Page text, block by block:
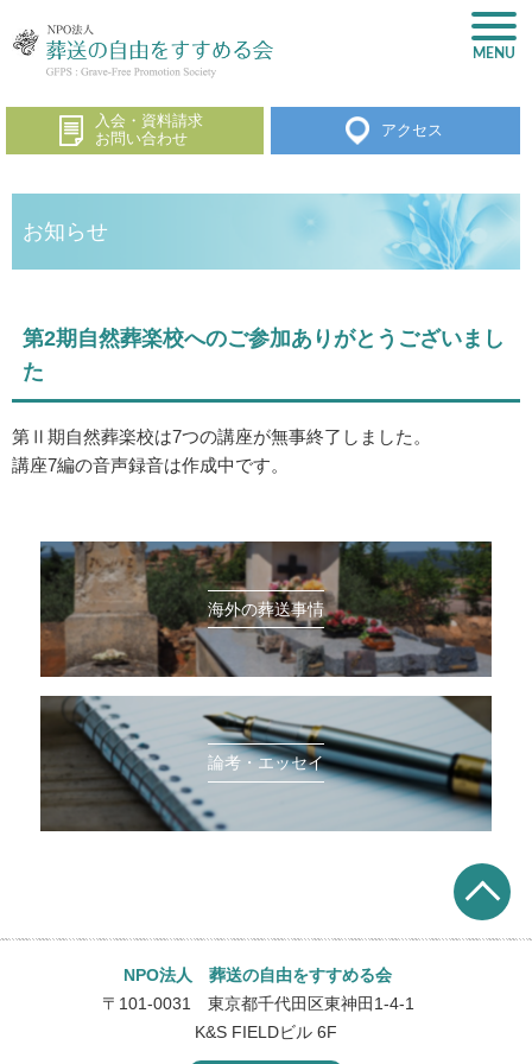
入会・資料請求
お問い合わせ
アクセス
お知らせ
第2期自然葬楽校へのご参加ありがとうございまし
た
第Ⅱ期自然葬楽校は7つの講座が無事終了しました。
講座7編の音声録音は作成中です。
海外の葬送事情
論考・エッセイ
NPO法人 葬送の自由をすすめる会
〒101-0031 東京都千代田区東神田1-4-1
K&S FIELDビル 6F